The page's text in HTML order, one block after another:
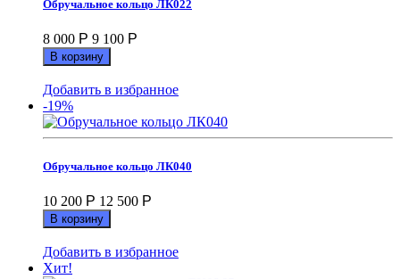
Обручальное кольцо ЛК022
8 000 Р 9 100 Р
В корзину
Добавить в избранное
-19%
Обручальное кольцо ЛК040
10 200 Р 12 500 Р
В корзину
Добавить в избранное
Хит!